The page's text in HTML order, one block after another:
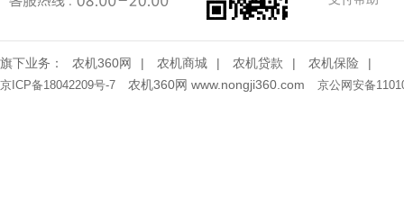
旗下业务： 农机360网 | 农机商城 | 农机贷款 | 农机保险 |
京ICP备18042209号-7 农机360网 www.nongji360.com 京公网安备